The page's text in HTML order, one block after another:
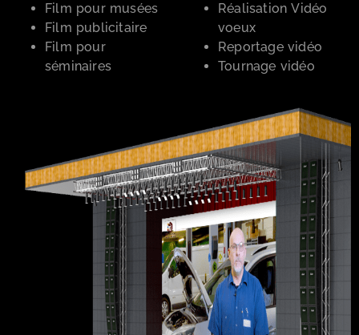
Film pour musées
Film publicitaire
Film pour
séminaires
Réalisation Vidéo
voeux
Reportage vidéo
Tournage vidéo